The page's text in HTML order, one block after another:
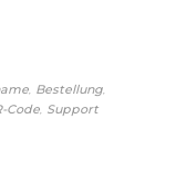
Bestellung
Code Support